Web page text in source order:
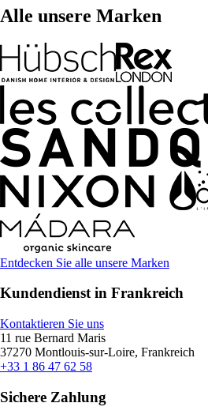
Alle unsere Marken
Entdecken Sie alle unsere Marken
Kundendienst in Frankreich
Kontaktieren Sie uns
11 rue Bernard Maris
37270 Montlouis-sur-Loire, Frankreich
+33 1 86 47 62 58
Sichere Zahlung